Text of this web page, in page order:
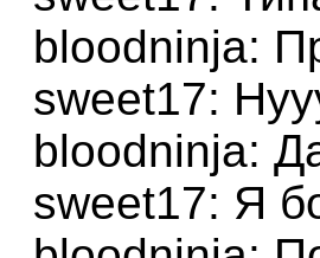
bloodninja:
sweet17:
bloodninja:
sweet17: Я